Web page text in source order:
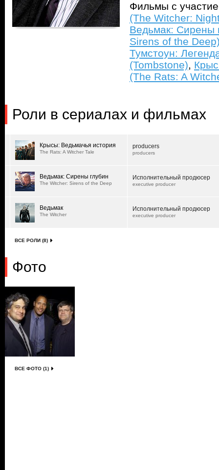
Фильмы с
(The Witcher:
Ведьмак: Сирены
Sirens of the
Тумстоун:
(Tombstone),
(The Rats: A
Роли в сериалах и фильмах
Крысы: Ведьмачья история
The Rats: A Witcher Tale
producers
producers
Ведьмак: Сирены глубин
The Witcher: Sirens of the Deep
Исполнительный продюсер
executive producer
Ведьмак
The Witcher
Исполнительный продюсер
executive producer
ВСЕ РОЛИ (8)
Фото
ВСЕ ФОТО (1)